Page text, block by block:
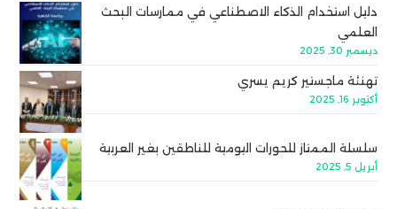
دليل استخدام الذكاء الاصطناعي في ممارسات البحث
العلمي
ديسمبر 30, 2025
تهنئة ماجستير كريم يسري
أكتوبر 16, 2025
سلسلة الممتاز للحورات اليومية للناطقين بغير العربية
أبريل 5, 2025